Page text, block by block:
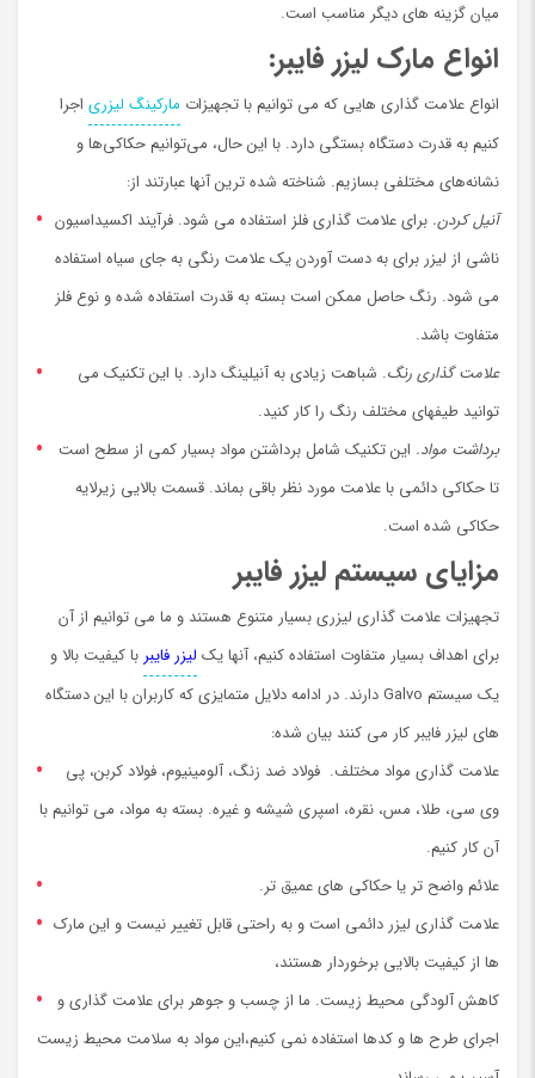
میان گزینه های دیگر مناسب است.
انواع مارک لیزر فایبر:
انواع علامت گذاری هایی که می توانیم با تجهیزات ماركينگ لیزری اجرا
کنیم به قدرت دستگاه بستگی دارد. با این حال، می‌توانیم حکاکی‌ها و
نشانه‌های مختلفی بسازیم. شناخته شده ترین آنها عبارتند از:
آنیل کردن. برای علامت گذاری فلز استفاده می شود. فرآیند اکسیداسیون
ناشی از لیزر برای به دست آوردن یک علامت رنگی به جای سیاه استفاده
می شود. رنگ حاصل ممکن است بسته به قدرت استفاده شده و نوع فلز
متفاوت باشد.
علامت گذاری رنگ. شباهت زیادی به آنیلینگ دارد. با این تکنیک می
توانید طیفهای مختلف رنگ را کار کنید.
برداشت مواد. این تکنیک شامل برداشتن مواد بسیار کمی از سطح است
تا حکاکی دائمی با علامت مورد نظر باقی بماند. قسمت بالایی زیرلایه
حکاکی شده است.
مزایای سیستم لیزر فایبر
تجهیزات علامت گذاری لیزری بسیار متنوع هستند و ما می توانیم از آن
برای اهداف بسیار متفاوت استفاده کنیم، آنها یک لیزر فایبر با کیفیت بالا و
یک سیستم Galvo دارند. در ادامه دلایل متمایزی که کاربران با این دستگاه
های لیزر فایبر کار می کنند بیان شده:
علامت گذاری مواد مختلف. فولاد ضد زنگ، آلومینیوم، فولاد کربن، پی
وی سی، طلا، مس، نقره، اسپری شیشه و غیره. بسته به مواد، می توانیم با
آن کار کنیم.
علائم واضح تر یا حکاکی های عمیق تر.
علامت گذاری لیزر دائمی است و به راحتی قابل تغییر نیست و این مارک
ها از کیفیت بالایی برخوردار هستند،
کاهش آلودگی محیط زیست. ما از چسب و جوهر برای علامت گذاری و
اجرای طرح ها و کدها استفاده نمی کنیم،این مواد به سلامت محیط زیست